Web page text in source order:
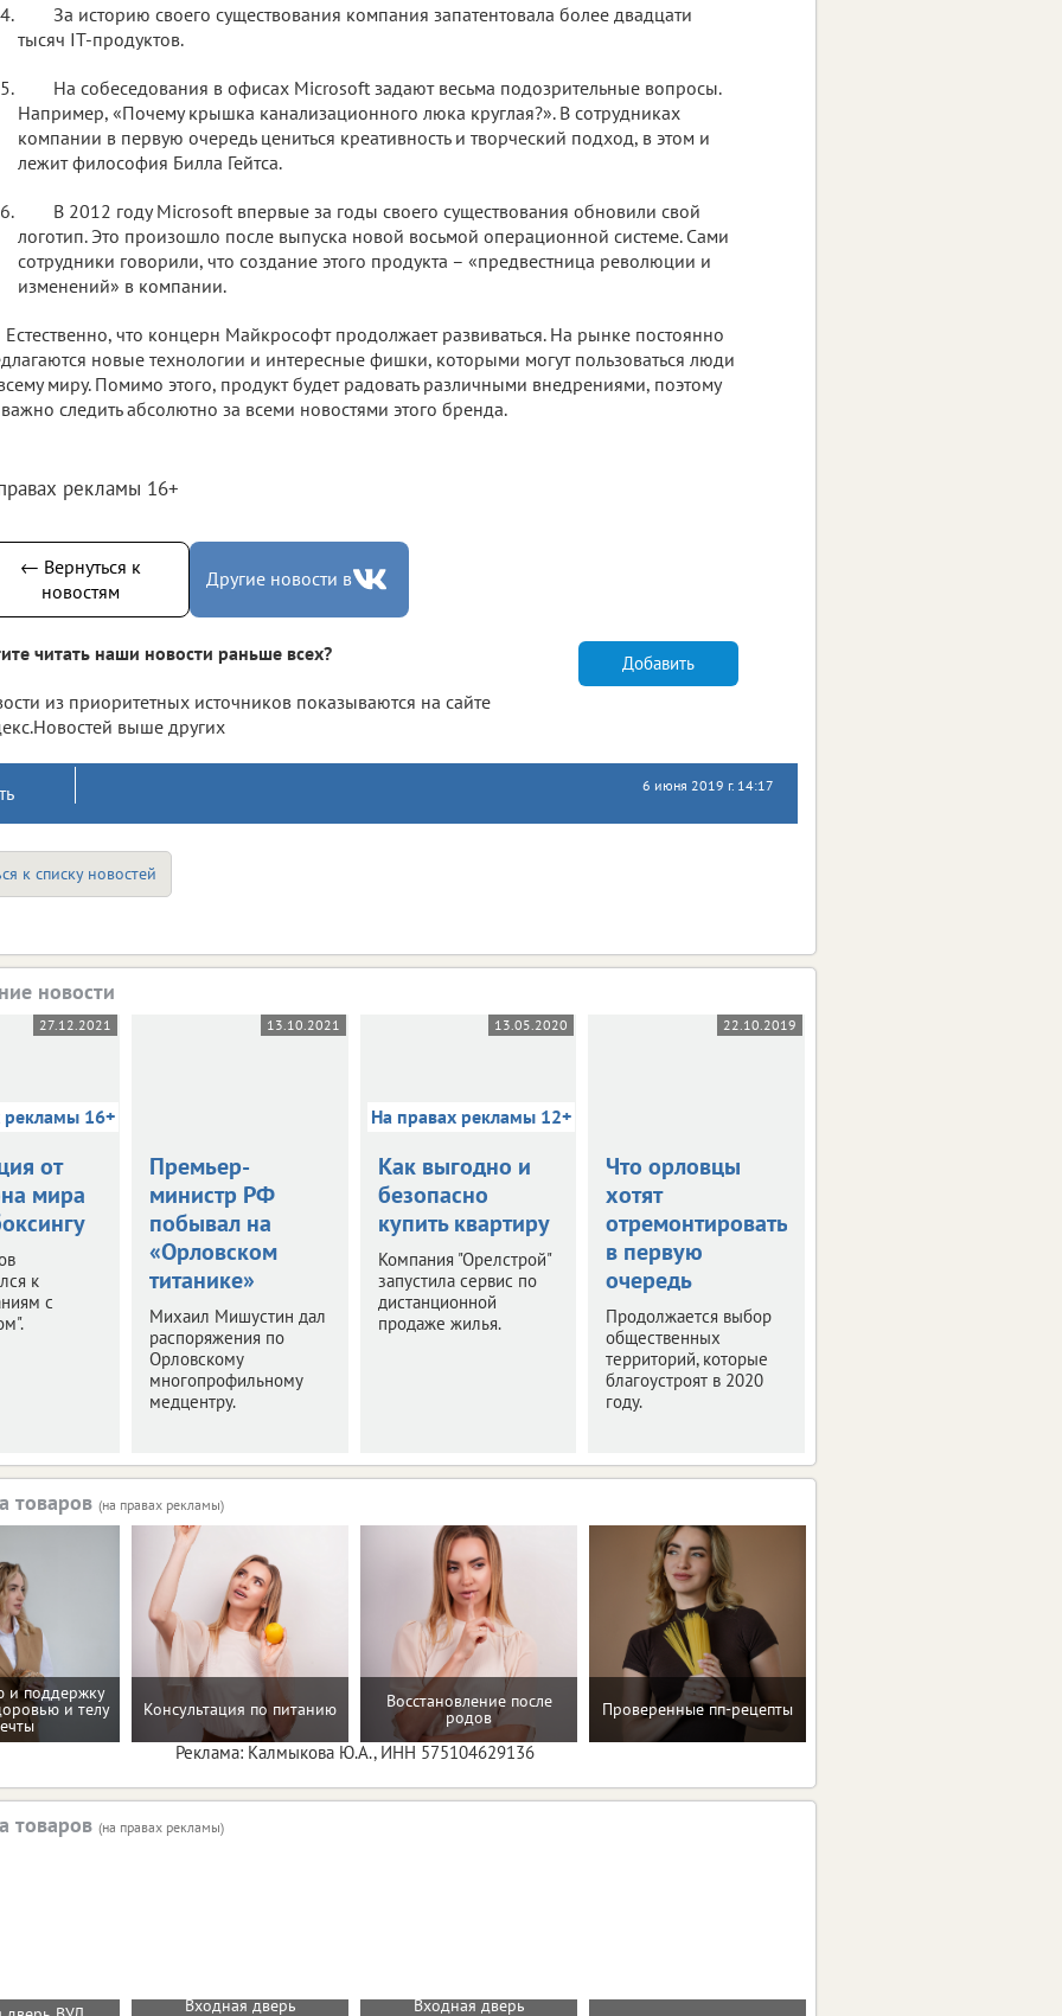
За историю своего существования компания запатентовала более двадцати
тысяч IT-продуктов.
На собеседования в офисах Microsoft задают весьма подозрительные вопросы.
Например, «Почему крышка канализационного люка круглая?». В сотрудниках
компании в первую очередь цениться креативность и творческий подход, в этом и
лежит философия Билла Гейтса.
В 2012 году Microsoft впервые за годы своего существования обновили свой
логотип. Это произошло после выпуска новой восьмой операционной системе. Сами
сотрудники говорили, что создание этого продукта – «предвестница революции и
изменений» в компании.
Естественно, что концерн Майкрософт продолжает развиваться. На рынке постоянно
новые технологии и интересные фишки, которыми могут пользоваться люди
миру. Помимо этого, продукт будет радовать различными внедрениями, поэтому
следить абсолютно за всеми новостями этого бренда.
рекламы 16+
← Вернуться к
новостям
Другие новости в
читать наши новости раньше всех?
из приоритетных источников показываются на сайте
выше других
Добавить
6 июня 2019 г. 14:17
к списку новостей
новости
27.12.2021
рекламы 16+
от
мира
к
с
13.10.2021
Премьер-
министр РФ
побывал на
«Орловском
титанике»
Михаил Мишустин дал
распоряжения по
Орловскому
многопрофильному
медцентру.
13.05.2020
На правах рекламы 12+
Как выгодно и
безопасно
купить квартиру
Компания "Орелстрой"
запустила сервис по
дистанционной
продаже жилья.
22.10.2019
Что орловцы
хотят
отремонтировать
в первую
очередь
Продолжается выбор
общественных
территорий, которые
благоустроят в 2020
году.
товаров (на правах рекламы)
и поддержку
и телу Консультация по питанию Восстановление после
родов Проверенные пп-рецепты
Реклама: Калмыкова Ю.А., ИНН 575104629136
товаров (на правах рекламы)
Входная дверь Входная дверь